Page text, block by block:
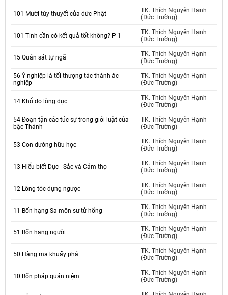
101 Mười tùy thuyết của đức Phật
TK. Thích Nguyên Hạnh
(Đức Trường)
101 Tinh cần có kết quả tốt không? P 1
TK. Thích Nguyên Hạnh
(Đức Trường)
15 Quán sát tự ngã
TK. Thích Nguyên Hạnh
(Đức Trường)
56 Ý nghiệp là tối thượng tác thành ác
nghiệp
TK. Thích Nguyên Hạnh
(Đức Trường)
14 Khổ do lòng dục
TK. Thích Nguyên Hạnh
(Đức Trường)
54 Đoạn tận các túc sự trong giới luật của
bậc Thánh
TK. Thích Nguyên Hạnh
(Đức Trường)
53 Con đường hữu học
TK. Thích Nguyên Hạnh
(Đức Trường)
13 Hiểu biết Dục - Sắc và Cảm thọ
TK. Thích Nguyên Hạnh
(Đức Trường)
12 Lông tóc dựng ngược
TK. Thích Nguyên Hạnh
(Đức Trường)
11 Bốn hạng Sa môn sư tử hống
TK. Thích Nguyên Hạnh
(Đức Trường)
51 Bốn hạng người
TK. Thích Nguyên Hạnh
(Đức Trường)
50 Hàng ma khuấy phá
TK. Thích Nguyên Hạnh
(Đức Trường)
10 Bốn pháp quán niệm
TK. Thích Nguyên Hạnh
(Đức Trường)